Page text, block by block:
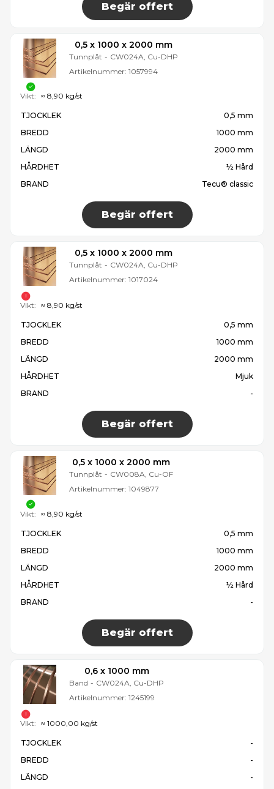
Begär offert
0,5 x 1000 x 2000 mm
Tunnplåt - CW024A, Cu-DHP
Artikelnummer: 1057994
TJOCKLEK
0,5 mm
BREDD
1000 mm
LÄNGD
2000 mm
HÅRDHET
½ Hård
BRAND
Tecu® classic
Begär offert
Vikt: ≈ 8,90 kg/st
0,5 x 1000 x 2000 mm
Tunnplåt - CW024A, Cu-DHP
Artikelnummer: 1017024
TJOCKLEK
0,5 mm
BREDD
1000 mm
LÄNGD
2000 mm
HÅRDHET
Mjuk
BRAND
-
Begär offert
Vikt: ≈ 8,90 kg/st
0,5 x 1000 x 2000 mm
Tunnplåt - CW008A, Cu-OF
Artikelnummer: 1049877
TJOCKLEK
0,5 mm
BREDD
1000 mm
LÄNGD
2000 mm
HÅRDHET
½ Hård
BRAND
-
Begär offert
Vikt: ≈ 8,90 kg/st
0,6 x 1000 mm
Band - CW024A, Cu-DHP
Artikelnummer: 1245199
TJOCKLEK
-
BREDD
-
LÄNGD
-
Vikt: ≈ 1000,00 kg/st